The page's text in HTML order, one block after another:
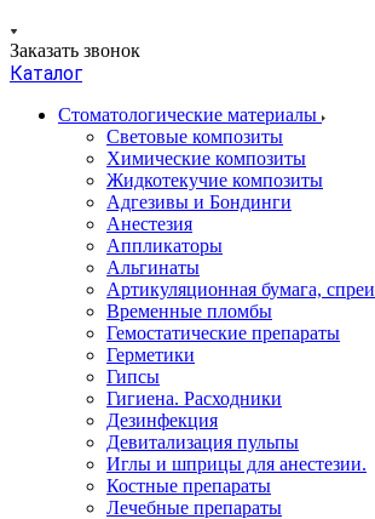
Заказать звонок
Каталог
Стоматологические материалы
Световые композиты
Химические композиты
Жидкотекучие композиты
Адгезивы и Бондинги
Анестезия
Аппликаторы
Альгинаты
Артикуляционная бумага, спреи
Временные пломбы
Гемостатические препараты
Герметики
Гипсы
Гигиена. Расходники
Дезинфекция
Девитализация пульпы
Иглы и шприцы для анестезии.
Костные препараты
Лечебные препараты